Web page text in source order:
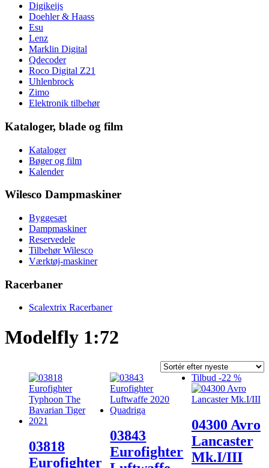
Digikeijs
Doehler & Haass
Esu
Lenz
Marklin Digital
Qdecoder
Roco Digital Z21
Uhlenbrock
Zimo
Elektronik tilbehør
Kataloger, blade og film
Kataloger
Bøger og film
Kalender
Wilesco Dampmaskiner
Byggesæt
Dampmaskiner
Reservedele
Tilbehør Wilesco
Værktøj-maskiner
Racerbaner
Scalextrix Racerbaner
Modelfly 1:72
03818
Eurofighter
03843
Eurofighter
Tilbud -22 %
04300 Avro
Lancaster
Mk.I/III